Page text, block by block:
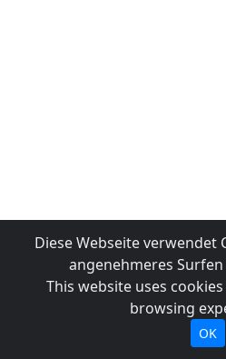
Diese Webseite verwendet
angenehmeres
This website uses
browsing
OK